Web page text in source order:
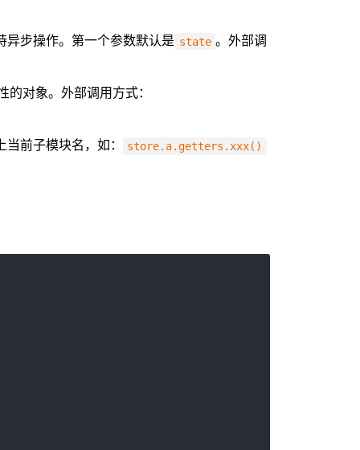
异步操作。第一个参数默认是 state 。外部调
的对象。外部调用方式：
前子模块名，如： store.a.getters.xxx()